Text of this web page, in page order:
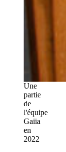
Une
partie
de
l'équipe
Gaiia
en
2022